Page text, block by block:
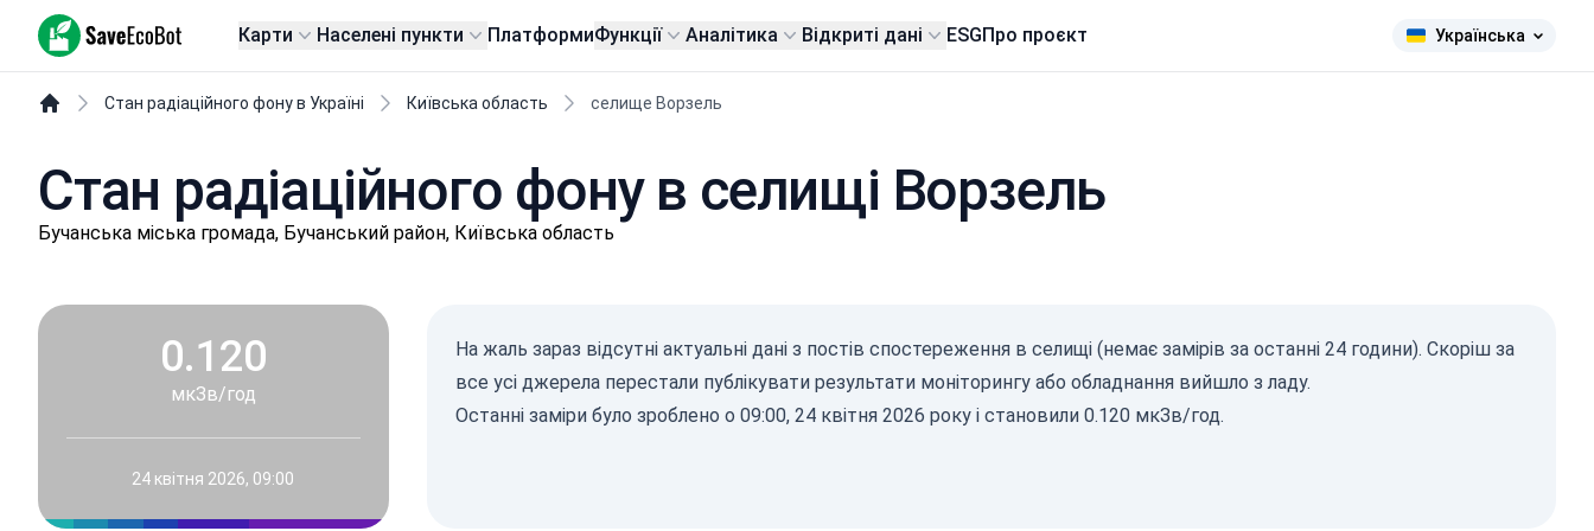
SaveEcoBot Карти Населені пункти ПлатформиФункції Аналітика Відкриті дані ESGПро проєкт Українська
Стан радіаційного фону в Україні Київська область селище Ворзель
Стан радіаційного фону в селищі Ворзель
Бучaнськa міська громада, Бучанський район, Київська область
0.120
мкЗв/год
24 квітня 2026, 09:00
На жаль зараз відсутні актуальні дані з постів спостереження в селищі (немає замірів за останні 24 години). Скоріш за
все усі джерела перестали публікувати результати моніторингу або обладнання вийшло з ладу.
Останні заміри було зроблено о 09:00, 24 квітня 2026 року і становили 0.120 мкЗв/год.
(мкЗв/год)
с/д 371
0-0.1 120
487